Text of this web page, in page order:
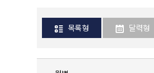
목록형 달력형